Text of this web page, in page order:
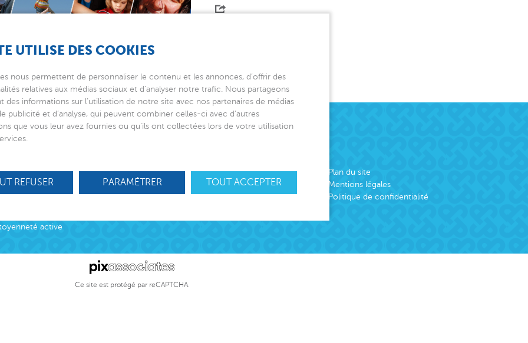
MECS Les Acacias
de lien social
active
S’engager
Plan du site
Mentions légales
Politique de confidentialité
Ce site est protégé par reCAPTCHA.
UTILISE DES COOKIES
nous permettent de personnaliser le contenu et les annonces, d’offrir des
relatives aux médias sociaux et d’analyser notre trafic. Nous partageons
des informations sur l’utilisation de notre site avec nos partenaires de médias
publicité et d’analyse, qui peuvent combiner celles-ci avec d’autres
que vous leur avez fournies ou qu’ils ont collectées lors de votre utilisation
TOUT ACCEPTER
REFUSER PARAMÉTRER